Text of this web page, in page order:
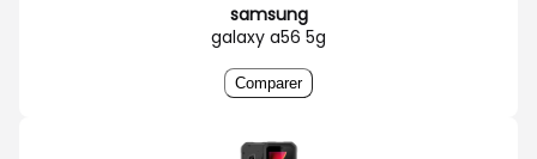
samsung
galaxy a56 5g
Comparer